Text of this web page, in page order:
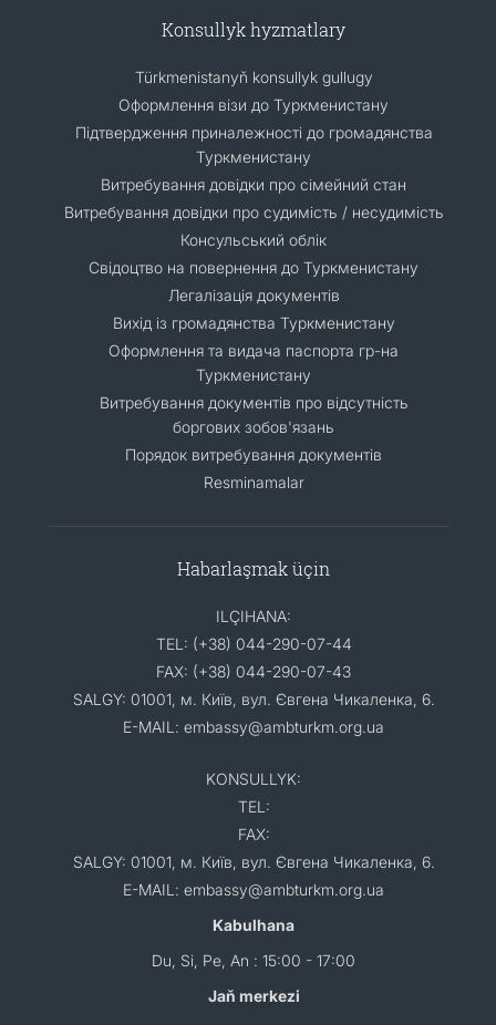
Konsullyk hyzmatlary
Türkmenistanyň konsullyk gullugy
Оформлення візи до Туркменистану
Підтвердження приналежності до громадянства
Туркменистану
Витребування довідки про сімейний стан
Витребування довідки про судимість / несудимість
Консульський облік
Свідоцтво на повернення до Туркменистану
Легалізація документів
Вихід із громадянства Туркменистану
Оформлення та видача паспорта гр-на
Туркменистану
Витребування документів про відсутність
боргових зобов'язань
Порядок витребування документів
Resminamalar
Habarlaşmak üçin
ILÇIHANA:
TEL: (+38) 044-290-07-44
FAX: (+38) 044-290-07-43
SALGY: 01001, м. Київ, вул. Євгена Чикаленка, 6.
E-MAIL: embassy@ambturkm.org.ua
KONSULLYK:
TEL:
FAX:
SALGY: 01001, м. Київ, вул. Євгена Чикаленка, 6.
E-MAIL: embassy@ambturkm.org.ua
Kabulhana
Du, Si, Pe, An : 15:00 - 17:00
Jaň merkezi